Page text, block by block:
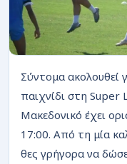
Σύντομα ακολουθεί
παιχνίδι στη
Μακεδονικό έχει
17:00. Από τη μία
θες γρήγορα να